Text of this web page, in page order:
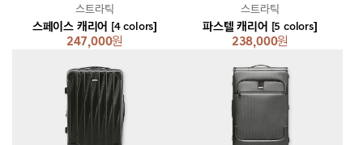
스페이스 캐리어 [4 colors]
247,000원
스트라틱
파스텔 캐리어 [5 colors]
238,000원
스트라틱